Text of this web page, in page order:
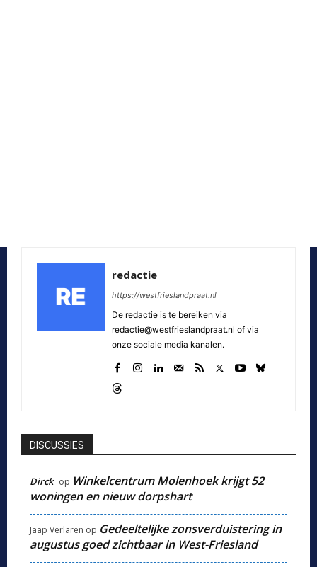
redactie
https://westfrieslandpraat.nl
De redactie is te bereiken via
redactie@westfrieslandpraat.nl of via
onze sociale media kanalen.
DISCUSSIES
Dirck op Winkelcentrum Molenhoek krijgt 52
woningen en nieuw dorpshart
Jaap Verlaren op Gedeeltelijke zonsverduistering in
augustus goed zichtbaar in West-Friesland